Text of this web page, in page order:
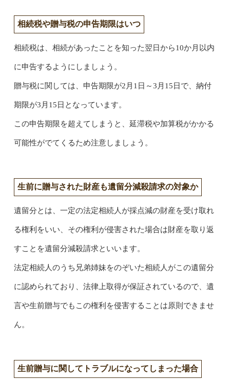
相続税や贈与税の申告期限はいつ
相続税は、相続があったことを知った翌日から10か月以内
に申告するようにしましょう。
贈与税に関しては、申告期限が2月1日～3月15日で、納付
期限が3月15日となっています。
この申告期限を超えてしまうと、延滞税や加算税がかかる
可能性がでてくるため注意しましょう。
生前に贈与された財産も遺留分減殺請求の対象か
遺留分とは、一定の法定相続人が採点減の財産を受け取れ
る権利をいい、その権利が侵害された場合は財産を取り返
すことを遺留分減殺請求といいます。
法定相続人のうち兄弟姉妹をのぞいた相続人がこの遺留分
に認められており、法律上取得が保証されているので、遺
言や生前贈与でもこの権利を侵害することは原則できませ
ん。
生前贈与に関してトラブルになってしまった場合